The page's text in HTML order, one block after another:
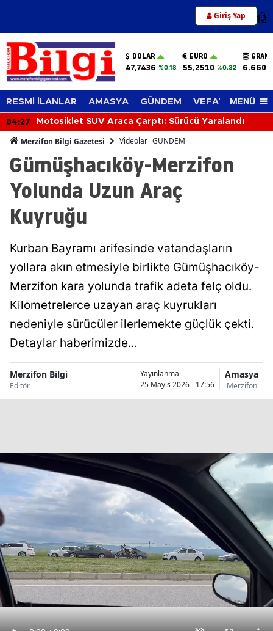
Giriş Yap 12
DOLAR
47,7436 %0.18
EURO
55,2510 %0.32
RESMİ İLANLAR AMASYA GÜNDEM VEFAT EDENLER
MENÜ
04:27 Motosiklet SUV Araca Çarptı: Sürücü Yaralandı
Merzifon Bilgi Gazetesi Videolar GÜNDEM
Gümüşhacıköy-Merzifon
Yolunda Uzun Araç
Kuyruğu
Kurban Bayramı arifesinde vatandaşların
yollara akın etmesiyle birlikte Gümüşhacıköy-
Merzifon kara yolunda trafik adeta felç oldu.
Kilometrelerce uzayan araç kuyrukları
nedeniyle sürücüler ilerlemekte güçlük çekti.
Detaylar haberimizde…
Merzifon Bilgi
Editör
Yayınlanma
25 Mayıs 2026 - 17:56
Amasya
Merzifon